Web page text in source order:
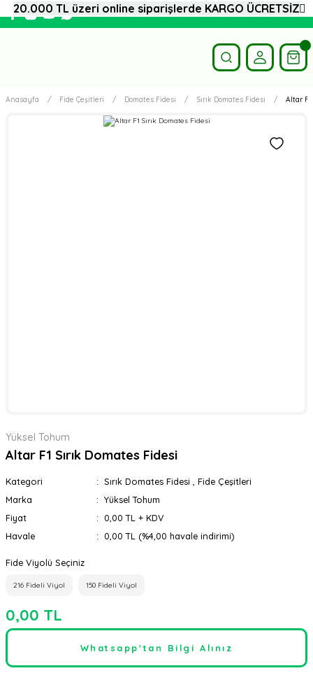
Anasayfa Fide Çeşitleri Domates Fidesi Sırık Domates Fidesi Altar F1
Yüksel Tohum
Altar F1 Sırık Domates Fidesi
Kategori Sırık Domates Fidesi
Fide Çeşitleri
Marka
Yüksel Tohum
Fiyat
0,00 TL + KDV
Havale
0,00 TL (%4,00 havale indirimi)
Fide Viyolü Seçiniz
216 Fideli Viyol 150 Fideli Viyol
0,00 TL
Whatsapp'tan Bilgi Alınız
20.000 TL üzeri online siparişlerde KARGO ÜCRETSİZ